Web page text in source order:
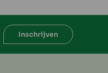
Inschrijven